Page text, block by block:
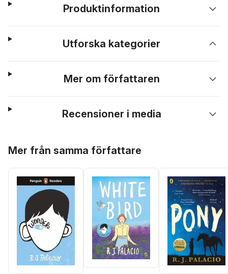
Produktinformation
Utforska kategorier
Mer om författaren
Recensioner i media
Mer från samma författare